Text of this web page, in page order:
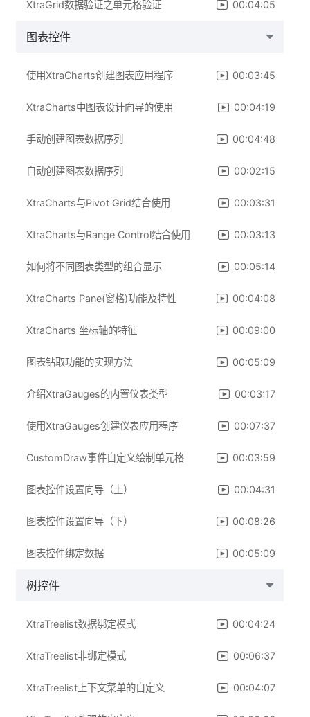
XtraGrid数据验证之单元格验证 00:04:05
图表控件
使用XtraCharts创建图表应用程序 00:03:45
XtraCharts中图表设计向导的使用 00:04:19
手动创建图表数据序列 00:04:48
自动创建图表数据序列 00:02:15
XtraCharts与Pivot Grid结合使用 00:03:31
XtraCharts与Range Control结合使用 00:03:13
如何将不同图表类型的组合显示 00:05:14
XtraCharts Pane(窗格)功能及特性 00:04:08
XtraCharts 坐标轴的特征 00:09:00
图表钻取功能的实现方法 00:05:09
介绍XtraGauges的内置仪表类型 00:03:17
使用XtraGauges创建仪表应用程序 00:07:37
CustomDraw事件自定义绘制单元格 00:03:59
图表控件设置向导（上） 00:04:31
图表控件设置向导（下） 00:08:26
图表控件绑定数据 00:05:09
树控件
XtraTreelist数据绑定模式 00:04:24
XtraTreelist非绑定模式 00:06:37
XtraTreelist上下文菜单的自定义 00:04:07